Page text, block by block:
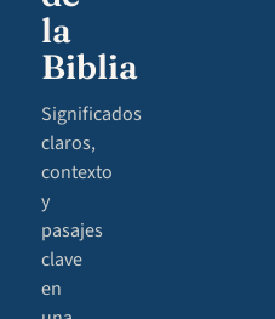
la
Biblia
Significados
claros,
contexto
y
pasajes
clave
en